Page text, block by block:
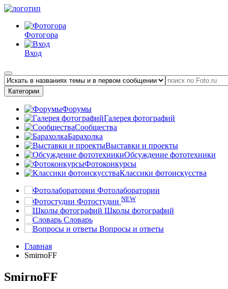
Фотогора
Вход
Категории
Форумы
Галерея фотографий
Сообщества
Барахолка
Выставки и проекты
Обсуждение фототехники
Фотоконкурсы
Классики фотоискусства
Фотолаборатории
Фотостудии NEW
Школы фотографий
Словарь
Вопросы и ответы
Главная
SmirnoFF
SmirnoFF